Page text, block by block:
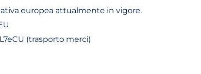
europea attualmente in vigore.
(trasporto merci)